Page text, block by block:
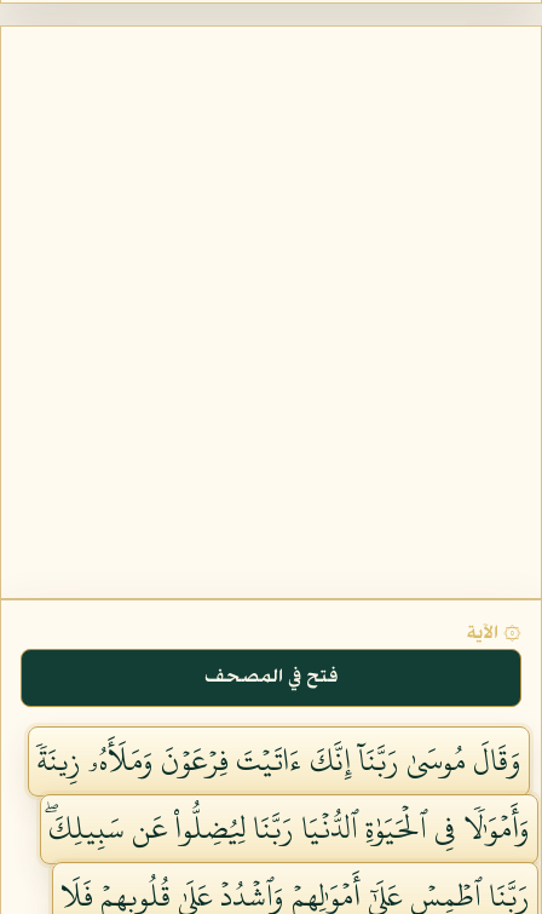
۞ الآية
فتح في المصحف
وَقَالَ مُوسَىٰ رَبَّنَآ إِنَّكَ ءَاتَيۡتَ فِرۡعَوۡنَ وَمَلَأَهُۥ زِينَةٗ
وَأَمۡوَٰلٗا فِي ٱلۡحَيَوٰةِ ٱلدُّنۡيَا رَبَّنَا لِيُضِلُّواْ عَن سَبِيلِكَۖ
رَبَّنَا ٱطۡمِسۡ عَلَىٰٓ أَمۡوَٰلِهِمۡ وَٱشۡدُدۡ عَلَىٰ قُلُوبِهِمۡ فَلَا